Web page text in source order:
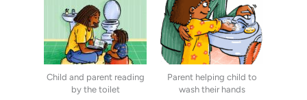
Child and parent reading
by the toilet
Parent helping child to
wash their hands